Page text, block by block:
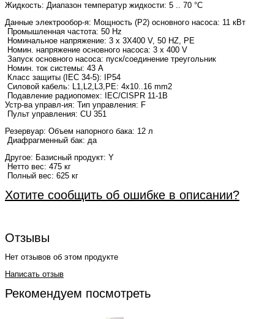
Жидкость: Диапазон температур жидкости: 5 .. 70 °C
Данные электрообор-я: Мощность (Р2) основного насоса: 11 кВт
Промышленная частота: 50 Hz
Номинальное напряжение: 3 x 3X400 V, 50 HZ, PE
Номин. напряжение основного насоса: 3 x 400 V
Запуск основного насоса: пуск/соединение треугольник
Номин. ток системы: 43 A
Класс защиты (IEC 34-5): IP54
Силовой кабель: L1,L2,L3,PE: 4x10..16 mm2
Подавление радиопомех: IEC/CISPR 11-1B
Устр-ва управл-ия: Тип управления: F
Пульт управления: CU 351
Резервуар: Объем напорного бака: 12 л
Диафрагменный бак: да
Другое: Базисный продукт: Y
Нетто вес: 475 кг
Полный вес: 625 кг
Хотите сообщить об ошибке в описании?
Отзывы
Нет отзывов об этом продукте
Написать отзыв
Рекомендуем посмотреть